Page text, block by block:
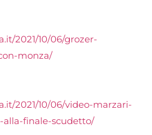
2021/10/06/grozer-
monza/
2021/10/06/video-marzari-
finale-scudetto/